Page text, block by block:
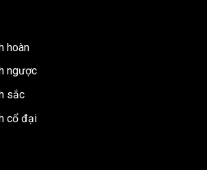
hoàn
ngược
sắc
cổ đại